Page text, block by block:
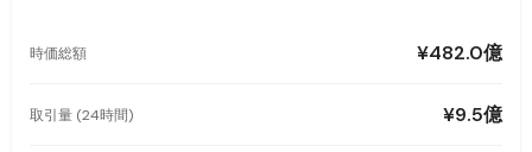
時価総額 ¥482.0億
取引量 (24時間) ¥9.5億